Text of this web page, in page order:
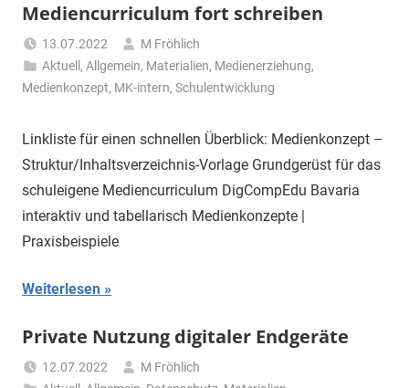
Mediencurriculum fort schreiben
13.07.2022
M Fröhlich
Aktuell ,Allgemein, Materialien, Medienerziehung,
Medienkonzept, MK-intern, Schulentwicklung
Linkliste für einen schnellen Überblick: Medienkonzept –
Struktur/Inhaltsverzeichnis-Vorlage Grundgerüst für das
schuleigene Mediencurriculum DigCompEdu Bavaria
interaktiv und tabellarisch Medienkonzepte |
Praxisbeispiele
Weiterlesen
Private Nutzung digitaler Endgeräte
12.07.2022
M Fröhlich